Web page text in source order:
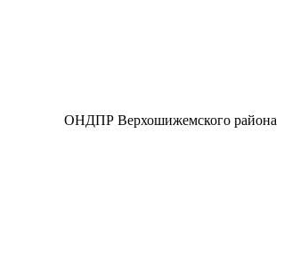
ОНДПР Верхошижемского района